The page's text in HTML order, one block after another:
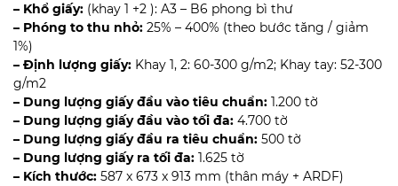
– Khổ giấy: (khay 1 +2 ): A3 – B6 phong bì thư
– Phóng to thu nhỏ: 25% – 400% (theo bước tăng / giảm
1%)
– Định lượng giấy: Khay 1, 2: 60-300 g/m2; Khay tay: 52-300
g/m2
– Dung lượng giấy đầu vào tiêu chuẩn: 1.200 tờ
– Dung lượng giấy đầu vào tối đa: 4.700 tờ
– Dung lượng giấy đầu ra tiêu chuẩn: 500 tờ
– Dung lượng giấy ra tối đa: 1.625 tờ
– Kích thước: 587 x 673 x 913 mm (thân máy + ARDF)